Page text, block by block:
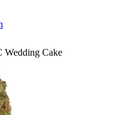
Wedding Cake